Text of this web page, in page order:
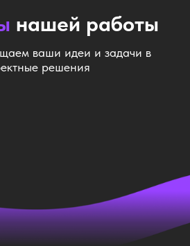
нашей работы
ваши идеи и задачи в
решения